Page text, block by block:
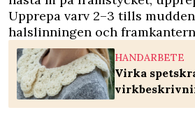
Upprepa varv 2–3 tills
halslinningen och
HANDARBETE
Virka